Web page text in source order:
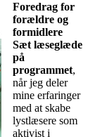
Foredrag for
forældre og
formidlere
Sæt læseglæde
på
programmet,
når jeg deler
mine erfaringer
med at skabe
lystlæsere som
aktivist i